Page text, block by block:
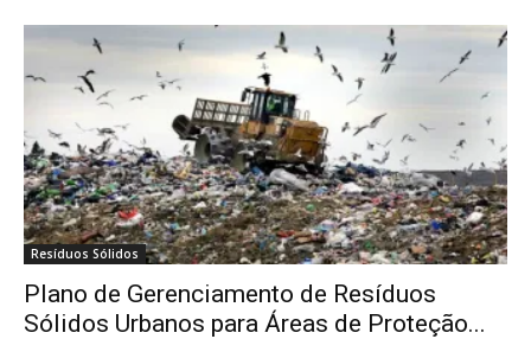
Resíduos Sólidos
Plano de Gerenciamento de Resíduos
Sólidos Urbanos para Áreas de Proteção...